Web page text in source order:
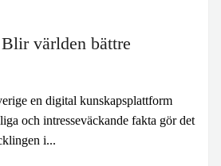
världen bättre
en digital kunskapsplattform
och intresseväckande fakta gör det
i...